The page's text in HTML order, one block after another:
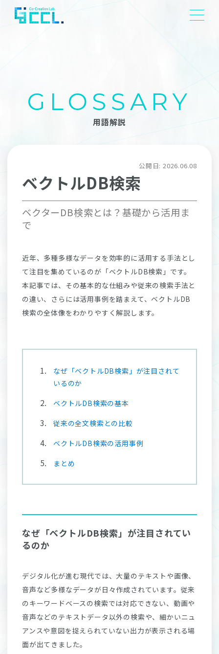
GLOSSARY
用語解説
公開日: 2026.06.08
ベクトルDB検索
ベクターDB検索とは？基礎から活用ま
で
近年、多種多様なデータを効率的に活用する手法とし
て注目を集めているのが「ベクトルDB検索」です。
本記事では、その基本的な仕組みや従来の検索手法と
の違い、さらには活用事例を踏まえて、ベクトルDB
検索の全体像をわかりやすく解説します。
なぜ「ベクトルDB検索」が注目されて
いるのか
ベクトルDB検索の基本
従来の全文検索との比較
ベクトルDB検索の活用事例
まとめ
なぜ「ベクトルDB検索」が注目されてい
るのか
デジタル化が進む現代では、大量のテキストや画像、
音声など多様なデータが日々作成されています。従来
のキーワードベースの検索では対応できない、動画や
音声などのテキストデータ以外の検索や、細かいニュ
アンスや意図を捉えられていない出力が表示される場
面が出てきました。